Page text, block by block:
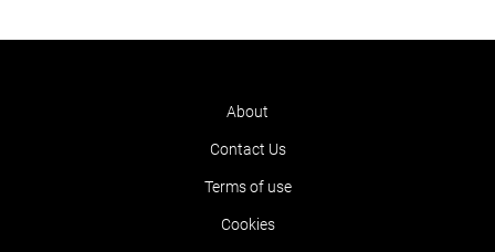
About
Contact Us
Terms of use
Cookies